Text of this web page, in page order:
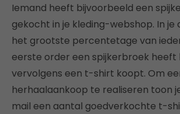
Iemand heeft bijvoorbeeld een
gekocht in je kleding-webshop. In je
het grootste percentetage van
eerste order een spijkerbroek heeft
vervolgens een t-shirt koopt. Om
herhaalaankoop te realiseren toon
mail een aantal goedverkochte t-